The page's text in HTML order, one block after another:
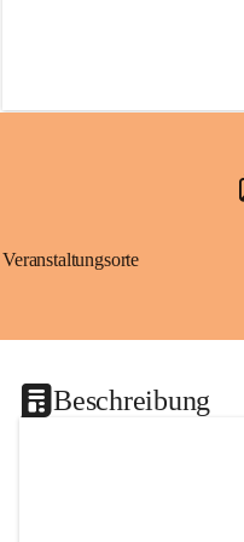
Veranstaltungsorte
Beschreibung